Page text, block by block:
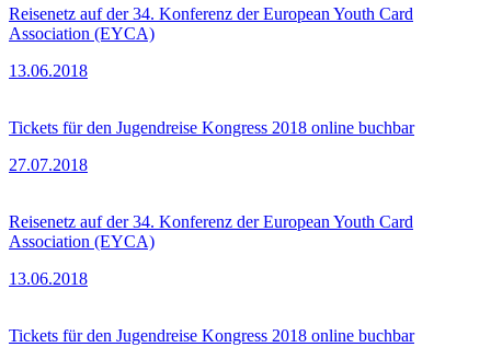
Reisenetz auf der 34. Konferenz der European Youth Card
Association (EYCA)
13.06.2018
Tickets für den Jugendreise Kongress 2018 online buchbar
27.07.2018
Reisenetz auf der 34. Konferenz der European Youth Card
Association (EYCA)
13.06.2018
Tickets für den Jugendreise Kongress 2018 online buchbar